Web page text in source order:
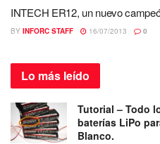
INTECH ER12, un nuevo
BY INFORC STAFF 16/07/2013 0
Lo más leído
Tutorial – Todo
baterías LiPo
Blanco.